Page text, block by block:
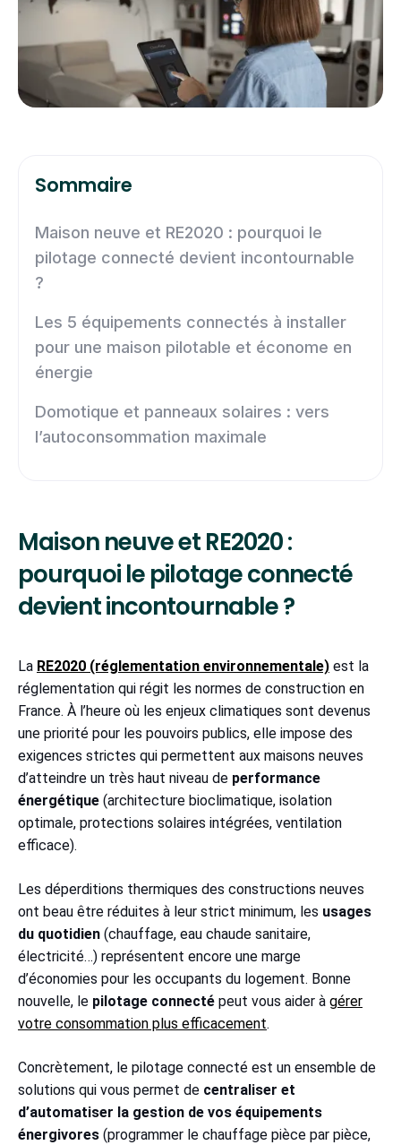
Sommaire
Maison neuve et RE2020 : pourquoi le
pilotage connecté devient incontournable
?
Les 5 équipements connectés à installer
pour une maison pilotable et économe en
énergie
Domotique et panneaux solaires : vers
l’autoconsommation maximale
Maison neuve et RE2020 :
pourquoi le pilotage connecté
devient incontournable ?
La RE2020 (réglementation environnementale) est la
réglementation qui régit les normes de construction en
France. À l’heure où les enjeux climatiques sont devenus
une priorité pour les pouvoirs publics, elle impose des
exigences strictes qui permettent aux maisons neuves
d’atteindre un très haut niveau de performance
énergétique (architecture bioclimatique, isolation
optimale, protections solaires intégrées, ventilation
efficace).
Les déperditions thermiques des constructions neuves
ont beau être réduites à leur strict minimum, les usages
du quotidien (chauffage, eau chaude sanitaire,
électricité…) représentent encore une marge
d’économies pour les occupants du logement. Bonne
nouvelle, le pilotage connecté peut vous aider à gérer
votre consommation plus efficacement.
Concrètement, le pilotage connecté est un ensemble de
solutions qui vous permet de centraliser et
d’automatiser la gestion de vos équipements
énergivores (programmer le chauffage pièce par pièce,